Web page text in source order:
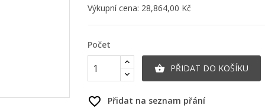
Výkupní cena: 28,864,00 Kč
Počet
 PŘIDAT DO KOŠÍKU
favorite_border Přidat na seznam přání